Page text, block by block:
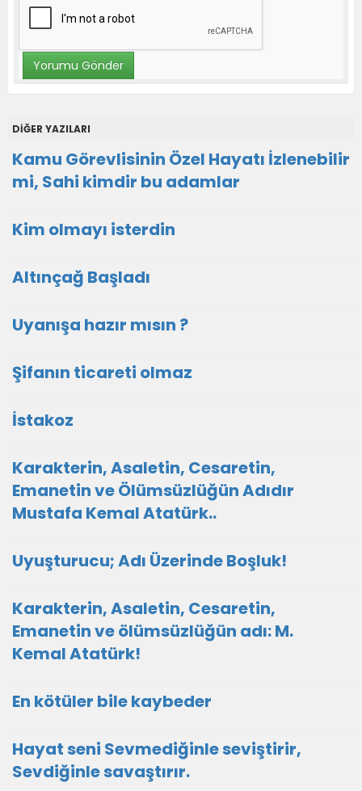
DİĞER YAZILARI
Kamu Görevlisinin Özel Hayatı İzlenebilir
mi, Sahi kimdir bu adamlar
Kim olmayı isterdin
Altınçağ Başladı
Uyanışa hazır mısın ?
Şifanın ticareti olmaz
İstakoz
Karakterin, Asaletin, Cesaretin,
Emanetin ve Ölümsüzlüğün Adıdır
Mustafa Kemal Atatürk..
Uyuşturucu; Adı Üzerinde Boşluk!
Karakterin, Asaletin, Cesaretin,
Emanetin ve ölümsüzlüğün adı: M.
Kemal Atatürk!
En kötüler bile kaybeder
Hayat seni Sevmediğinle seviştirir,
Sevdiğinle savaştırır.